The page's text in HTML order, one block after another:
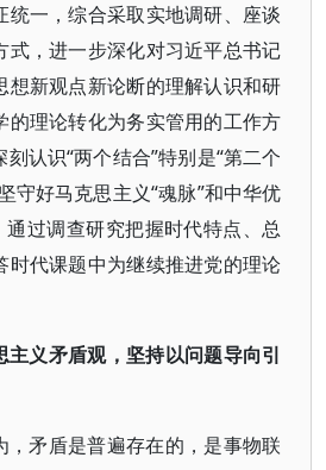
统一，综合采取实地调研、座谈
式，进一步深化对习近平总书记
想新观点新论断的理解认识和研
的理论转化为务实管用的工作方
认识“两个结合”特别是“第二个
守好马克思主义“魂脉”和中华优
通过调查研究把握时代特点、总
时代课题中为继续推进党的理论
主义矛盾观，坚持以问题导向引
，矛盾是普遍存在的，是事物联